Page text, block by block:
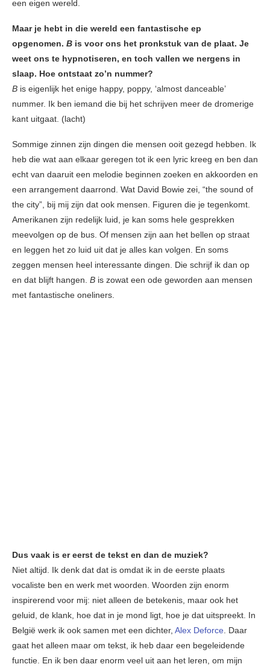
een eigen wereld.
Maar je hebt in die wereld een fantastische ep
opgenomen. B is voor ons het pronkstuk van de plaat. Je
weet ons te hypnotiseren, en toch vallen we nergens in
slaap. Hoe ontstaat zo’n nummer?
B is eigenlijk het enige happy, poppy, ‘almost danceable’
nummer. Ik ben iemand die bij het schrijven meer de dromerige
kant uitgaat. (lacht)
Sommige zinnen zijn dingen die mensen ooit gezegd hebben. Ik
heb die wat aan elkaar geregen tot ik een lyric kreeg en ben dan
echt van daaruit een melodie beginnen zoeken en akkoorden en
een arrangement daarrond. Wat David Bowie zei, “the sound of
the city”, bij mij zijn dat ook mensen. Figuren die je tegenkomt.
Amerikanen zijn redelijk luid, je kan soms hele gesprekken
meevolgen op de bus. Of mensen zijn aan het bellen op straat
en leggen het zo luid uit dat je alles kan volgen. En soms
zeggen mensen heel interessante dingen. Die schrijf ik dan op
en dat blijft hangen. B is zowat een ode geworden aan mensen
met fantastische oneliners.
Dus vaak is er eerst de tekst en dan de muziek?
Niet altijd. Ik denk dat dat is omdat ik in de eerste plaats
vocaliste ben en werk met woorden. Woorden zijn enorm
inspirerend voor mij: niet alleen de betekenis, maar ook het
geluid, de klank, hoe dat in je mond ligt, hoe je dat uitspreekt. In
België werk ik ook samen met een dichter, Alex Deforce. Daar
gaat het alleen maar om tekst, ik heb daar een begeleidende
functie. En ik ben daar enorm veel uit aan het leren, om mijn